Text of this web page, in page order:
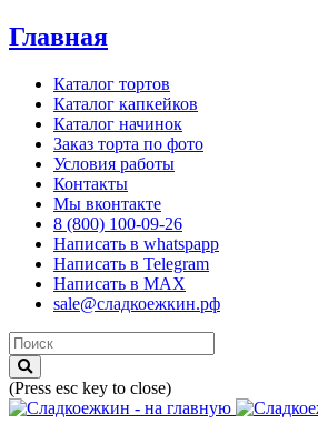
Главная
Каталог тортов
Каталог капкейков
Каталог начинок
Заказ торта по фото
Условия работы
Контакты
Мы вконтакте
8 (800) 100-09-26
Написать в whatspapp
Написать в Telegram
Написать в MAX
sale@сладкоежкин.рф
(Press esc key to close)